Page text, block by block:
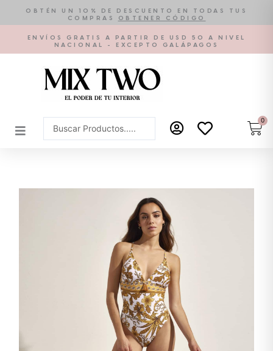
contenido
OBTÉN UN 10% DE DESCUENTO EN TODAS TUS
COMPRAS
OBTENER CÓDIGO
ENVÍOS GRATIS A PARTIR DE USD 50 A NIVEL
NACIONAL - EXCEPTO GALÁPAGOS
Search
...
0